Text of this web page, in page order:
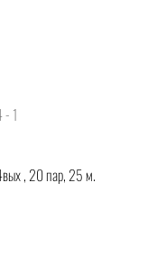
, 20 пар, 25 м.